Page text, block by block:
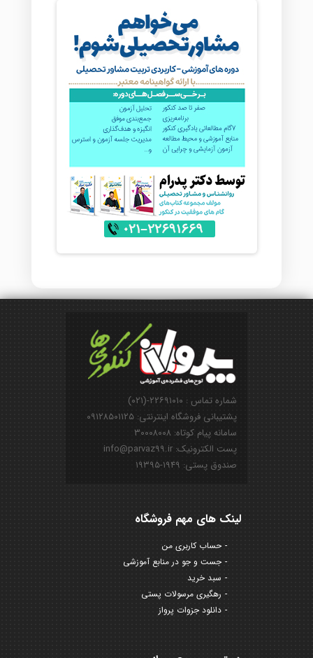
شماره تماس : ۲۲۶۹۱۰۱۰-(۰۲۱)
پشتیبانی فروشگاه اینترنتی: ۰۹۱۲۸۵۰۱۱۲۵
سامانه پیام کوتاه: ۳۰۰۰۸۰۰۸
پست الکترونیک: info@parvaz99.ir
صندوق پستی: ۱۹۴۹-۱۹۳۹۵
لینک های مهم فروشگاه
حساب کاربری من
جست و جو در منابع آموزشی
سبد خرید
رهگیری مرسولات پستی
دانلود جزوات پرواز